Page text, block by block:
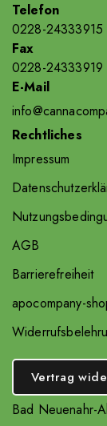
Telefon
0228-24333915
Fax
0228-24333919
E-Mail
Rechtliches
Impressum
AGB
Barrierefreiheit
apocompany-
Vertrag
Bad Neuenahr-